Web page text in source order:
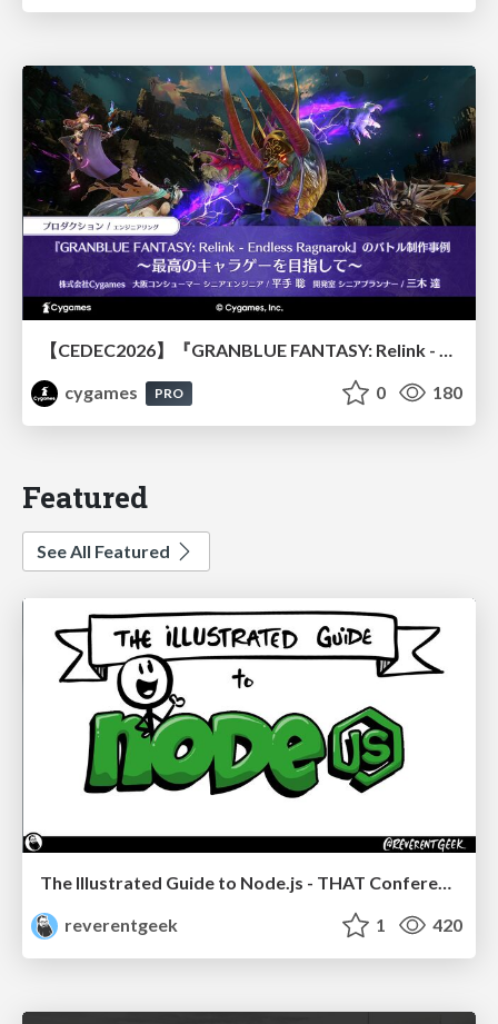
【CEDEC2026】『GRANBLUE FANTASY: Relink - Endless Ragnarok』のバトル制作事例 ～最高のキャラゲーを目指して～
cygames
PRO 0 180
Featured
See All Featured
The Illustrated Guide to Node.js - THAT Conference 2024
reverentgeek
1 420